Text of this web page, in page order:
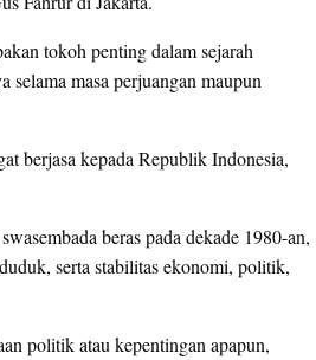
tokoh penting dalam sejarah
selama masa perjuangan maupun
berjasa kepada Republik Indonesia,
beras pada dekade 1980-an,
serta stabilitas ekonomi, politik,
politik atau kepentingan apapun,